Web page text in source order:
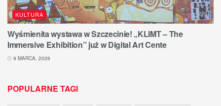
KULTURA
Wyśmienita wystawa w Szczecinie! „KLIMT – The
Immersive Exhibition” już w Digital Art Cente
9 MARCA, 2026
POPULARNE TAGI